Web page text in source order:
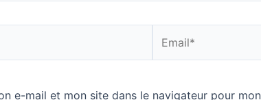
e-mail et mon site dans le navigateur pour